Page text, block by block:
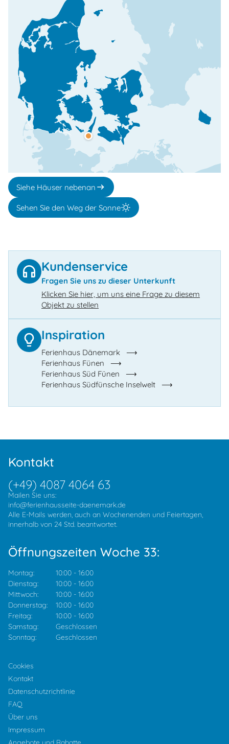
Siehe Häuser nebenan
Sehen Sie den Weg der Sonne
Kundenservice
Fragen Sie uns zu dieser Unterkunft
Klicken Sie hier, um uns eine Frage zu diesem
Objekt zu stellen
Inspiration
Ferienhaus Dänemark
Ferienhaus Fünen
Ferienhaus Süd Fünen
Ferienhaus Südfünsche Inselwelt
Kontakt
(+49) 4087 4064 63
Mailen Sie uns:
info@ferienhausseite-daenemark.de
Alle E-Mails werden, auch an Wochenenden und Feiertagen,
innerhalb von 24 Std. beantwortet.
Öffnungszeiten Woche 33:
Montag: 10:00 - 16:00
Dienstag:
10:00 - 16:00
Mittwoch:
10:00 - 16:00
Donnerstag:
10:00 - 16:00
Freitag:
10:00 - 16:00
Samstag:
Geschlossen
Sonntag:
Geschlossen
Cookies
Kontakt
Datenschutzrichtlinie
FAQ
Über uns
Impressum